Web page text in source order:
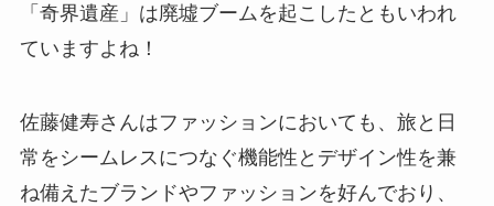
「奇界遺産」は廃墟ブームを起こしたともいわれ
ていますよね！
佐藤健寿さんはファッションにおいても、旅と日
常をシームレスにつなぐ機能性とデザイン性を兼
ね備えたブランドやファッションを好んでおり、